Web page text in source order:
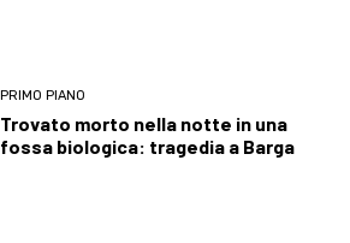
PRIMO PIANO
Trovato morto nella notte in una
fossa biologica: tragedia a Barga